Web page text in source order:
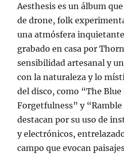
Aesthesis es un álbum
de drone, folk
una atmósfera
grabado en casa por
sensibilidad artesanal y
con la naturaleza y lo
del disco, como “The Blue
Forgetfulness” y
destacan por su uso de
y electrónicos,
campo que evocan